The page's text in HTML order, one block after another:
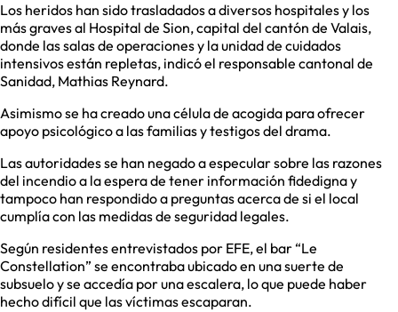
Los heridos han sido trasladados a diversos hospitales y los
más graves al Hospital de Sion, capital del cantón de Valais,
donde las salas de operaciones y la unidad de cuidados
intensivos están repletas, indicó el responsable cantonal de
Sanidad, Mathias Reynard.
Asimismo se ha creado una célula de acogida para ofrecer
apoyo psicológico a las familias y testigos del drama.
Las autoridades se han negado a especular sobre las razones
del incendio a la espera de tener información fidedigna y
tampoco han respondido a preguntas acerca de si el local
cumplía con las medidas de seguridad legales.
Según residentes entrevistados por EFE, el bar “Le
Constellation” se encontraba ubicado en una suerte de
subsuelo y se accedía por una escalera, lo que puede haber
hecho difícil que las víctimas escaparan.